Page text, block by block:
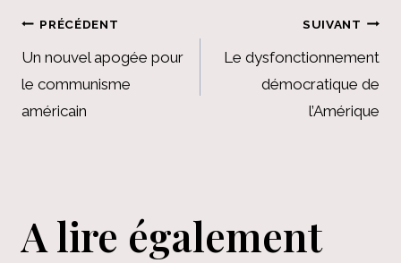
Navigation
de
l’article
PRÉCÉDENT
Un nouvel apogée pour
le communisme
américain
SUIVANT
Le dysfonctionnement
démocratique de
l’Amérique
A lire également